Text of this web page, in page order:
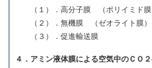
（１）．高分子膜 （ポリイミド膜
（２）．無機膜 （ゼオライト膜）
（３）．促進輸送膜
４．アミン液体膜による空気中のＣＯ